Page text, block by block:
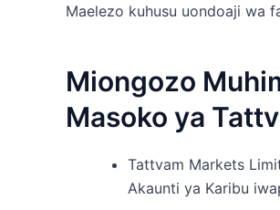
Maelezo kuhusu uondoaji wa
Miongozo
Masoko ya
Tattvam Markets
Akaunti ya Karibu